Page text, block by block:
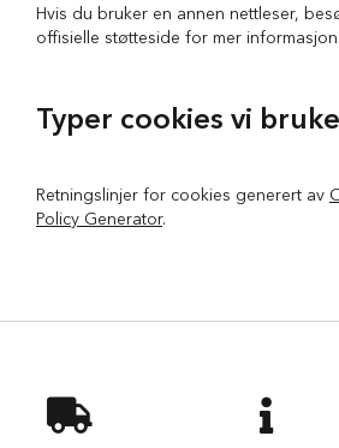
e
b
H
d
e
i
i
Hvis du bruker en annen nettleser,
offisielle støtteside for mer informasjon.
Typer cookies vi
Retningslinjer for cookies generert av
Policy Generator.